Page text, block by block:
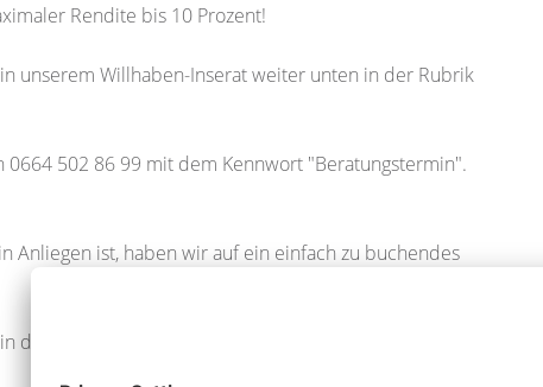
Rendite bis 10 Prozent!
unserem Willhaben-Inserat weiter unten in der Rubrik
0664 502 86 99 mit dem Kennwort "Beratungstermin".
Anliegen ist, haben wir auf ein einfach zu buchendes
der Rubrik "Videos/Dokumente".